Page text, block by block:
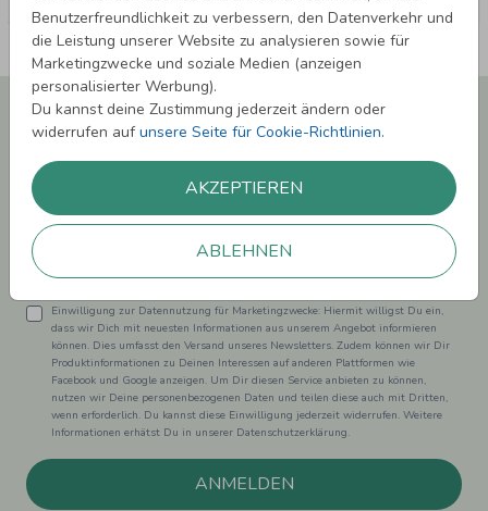
Benutzerfreundlichkeit zu verbessern, den Datenverkehr und
die Leistung unserer Website zu analysieren sowie für
Marketingzwecke und soziale Medien (anzeigen
personalisierter Werbung).
Du kannst deine Zustimmung jederzeit ändern oder
widerrufen aufunsere Seite für Cookie-Richtlinien.
AKZEPTIEREN
ABLEHNEN
Newsletter abonnieren und 5,00 € Rabatt**
sichern!
Melde Dich zu unserem Newsletter an und bleibe auf dem
Laufenden.
Einwilligung zur Datennutzung für Marketingzwecke: Hiermit willigst Du ein,
dass wir Dich mit neuesten Informationen aus unserem Angebot informieren
können. Dies umfasst den Versand unseres Newsletters. Zudem können wir Dir
Produktinformationen zu Deinen Interessen auf anderen Plattformen wie
Facebook und Google anzeigen. Um Dir diesen Service anbieten zu können,
nutzen wir Deine personenbezogenen Daten und teilen diese auch mit Dritten,
wenn erforderlich. Du kannst diese Einwilligung jederzeit widerrufen. Weitere
Informationen erhätst Du in unserer Datenschutzerklärung.
ANMELDEN